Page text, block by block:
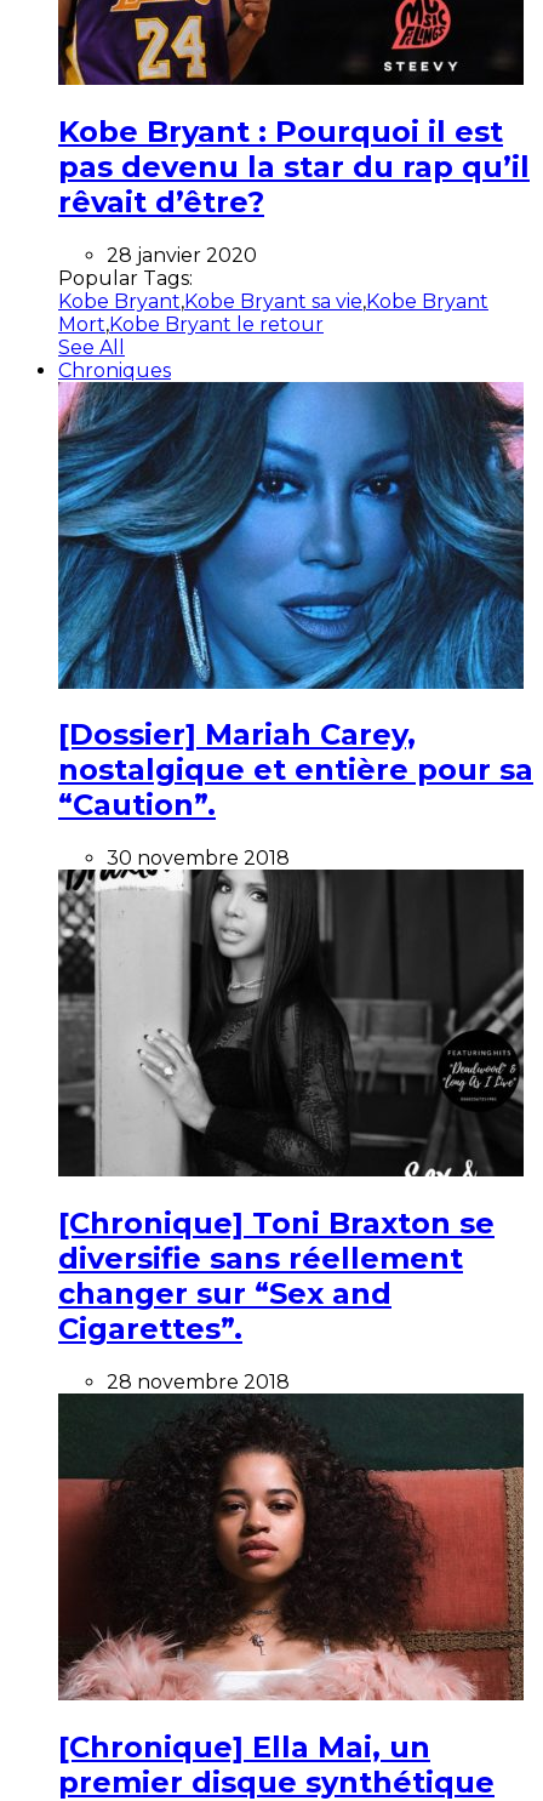
Kobe Bryant : Pourquoi il est
pas devenu la star du rap qu’il
rêvait d’être?
28 janvier 2020
Popular Tags:
Kobe Bryant,Kobe Bryant sa vie,Kobe Bryant
Mort,Kobe Bryant le retour
See All
Chroniques
[Dossier] Mariah Carey,
nostalgique et entière pour sa
“Caution”.
30 novembre 2018
[Chronique] Toni Braxton se
diversifie sans réellement
changer sur “Sex and
Cigarettes”.
28 novembre 2018
[Chronique] Ella Mai, un
premier disque synthétique